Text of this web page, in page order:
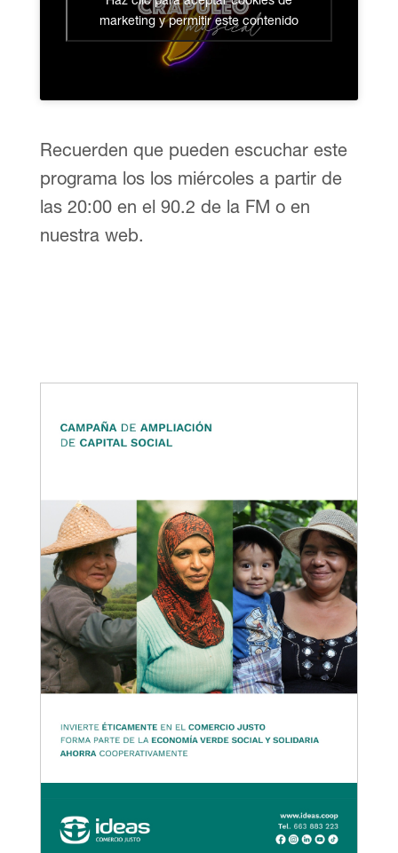
marketing y permitir este contenido
Recuerden que pueden escuchar este
programa los los miércoles a partir de
las 20:00 en el 90.2 de la FM o en
nuestra web.